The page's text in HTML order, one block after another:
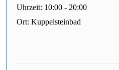
Uhrzeit: 10:00 - 20:00
Ort: Kuppelsteinbad